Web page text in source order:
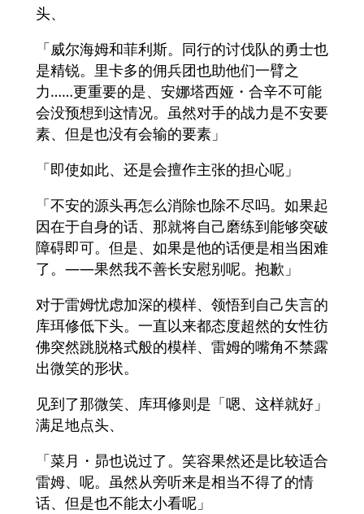
头、
「威尔海姆和菲利斯。同行的讨伐队的勇士也
是精锐。里卡多的佣兵团也助他们一臂之
力……更重要的是、安娜塔西娅・合辛不可能
会没预想到这情况。虽然对手的战力是不安要
素、但是也没有会输的要素」
「即使如此、还是会擅作主张的担心呢」
「不安的源头再怎么消除也除不尽吗。如果起
因在于自身的话、那就将自己磨练到能够突破
障碍即可。但是、如果是他的话便是相当困难
了。――果然我不善长安慰别呢。抱歉」
对于雷姆忧虑加深的模样、领悟到自己失言的
库珥修低下头。一直以来都态度超然的女性彷
佛突然跳脱格式般的模样、雷姆的嘴角不禁露
出微笑的形状。
见到了那微笑、库珥修则是「嗯、这样就好」
满足地点头、
「菜月・昴也说过了。笑容果然还是比较适合
雷姆、呢。虽然从旁听来是相当不得了的情
话、但是也不能太小看呢」